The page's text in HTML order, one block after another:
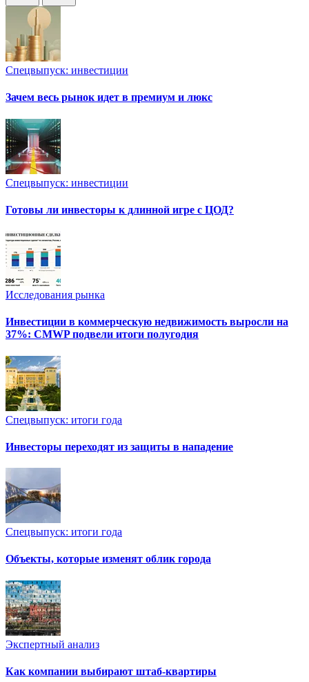
Спецвыпуск: инвестиции
Зачем весь рынок идет в премиум и люкс
Спецвыпуск: инвестиции
Готовы ли инвесторы к длинной игре с ЦОД?
Исследования рынка
Инвестиции в коммерческую недвижимость выросли на
37%: CMWP подвели итоги полугодия
Спецвыпуск: итоги года
Инвесторы переходят из защиты в нападение
Спецвыпуск: итоги года
Объекты, которые изменят облик города
Экспертный анализ
Как компании выбирают штаб-квартиры